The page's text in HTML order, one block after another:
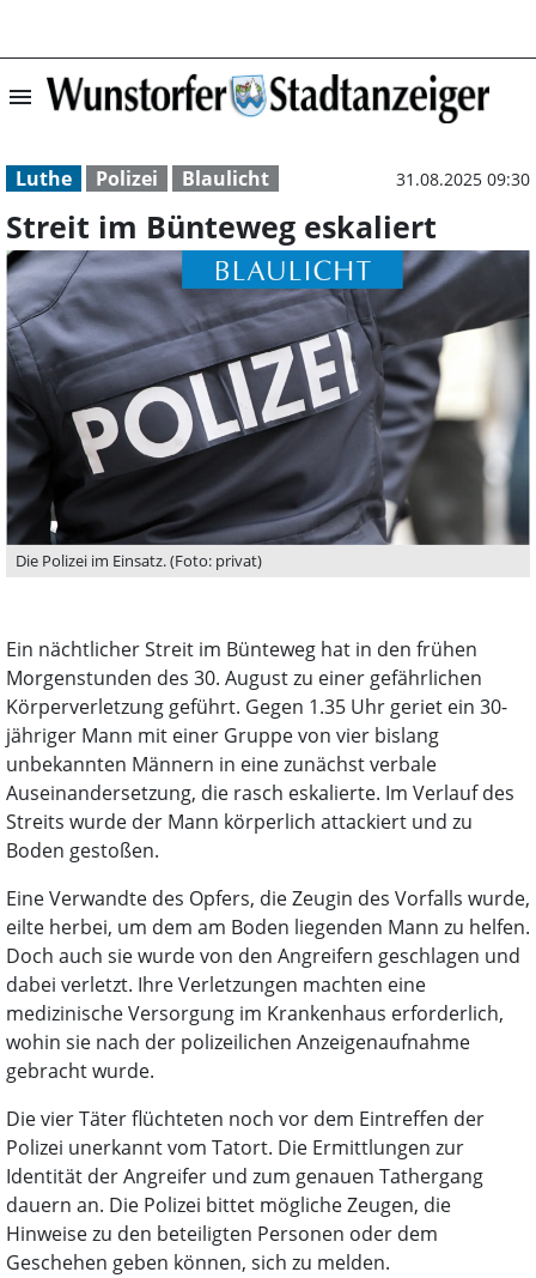
menu Streit im
Luthe Polizei Blaulicht 31.08.2025 09:30
Streit im Bünteweg eskaliert
Die Polizei im Einsatz. (Foto: privat)
Ein nächtlicher Streit im Bünteweg hat in den frühen
Morgenstunden des 30. August zu einer gefährlichen
Körperverletzung geführt. Gegen 1.35 Uhr geriet ein 30-
jähriger Mann mit einer Gruppe von vier bislang
unbekannten Männern in eine zunächst verbale
Auseinandersetzung, die rasch eskalierte. Im Verlauf des
Streits wurde der Mann körperlich attackiert und zu
Boden gestoßen.
Eine Verwandte des Opfers, die Zeugin des Vorfalls wurde,
eilte herbei, um dem am Boden liegenden Mann zu helfen.
Doch auch sie wurde von den Angreifern geschlagen und
dabei verletzt. Ihre Verletzungen machten eine
medizinische Versorgung im Krankenhaus erforderlich,
wohin sie nach der polizeilichen Anzeigenaufnahme
gebracht wurde.
Die vier Täter flüchteten noch vor dem Eintreffen der
Polizei unerkannt vom Tatort. Die Ermittlungen zur
Identität der Angreifer und zum genauen Tathergang
dauern an. Die Polizei bittet mögliche Zeugen, die
Hinweise zu den beteiligten Personen oder dem
Geschehen geben können, sich zu melden.